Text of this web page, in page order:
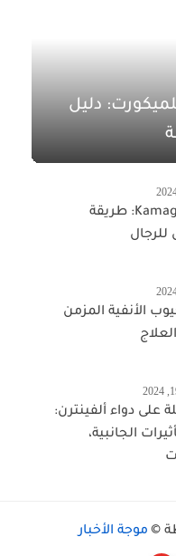
دليل
Kamagra 100mg: طريقة
للرجال
الأنفية المزمن
على دواء ألفينترن:
الجانبية،
© موجة الأخبار